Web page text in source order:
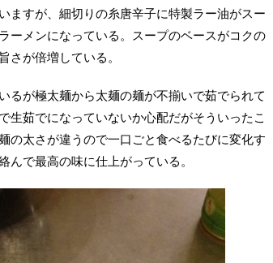
ますが、細切りの糸唐辛子に特製ラー油がスー
ーメンになっている。スープのベースがコクの
さが倍増している。
るが極太麺から太麺の麺が不揃いで茹でられて
生茹でになっていないか心配だがそういったこ
の太さが違うので一口ごと食べるたびに変化す
で最高の味に仕上がっている。